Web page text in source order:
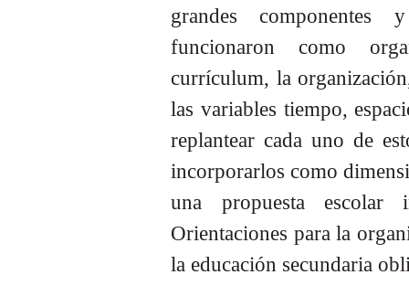
grandes componentes
funcionaron como
currículum, la
las variables tiempo,
replantear cada uno de
incorporarlos como
una propuesta escolar
Orientaciones para la
la educación secundaria